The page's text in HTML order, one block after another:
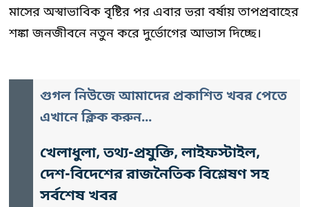
মাসের অস্বাভাবিক বৃষ্টির পর এবার ভরা বর্ষায় তাপপ্রবাহের
শঙ্কা জনজীবনে নতুন করে দুর্ভোগের আভাস দিচ্ছে।
গুগল নিউজে আমাদের প্রকাশিত খবর পেতে
এখানে ক্লিক করুন...
খেলাধুলা, তথ্য-প্রযুক্তি, লাইফস্টাইল,
দেশ-বিদেশের রাজনৈতিক বিশ্লেষণ সহ
সর্বশেষ খবর